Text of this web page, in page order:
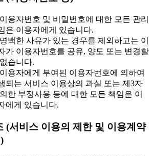
용자번호 및 비밀번호에 대한 모든 관리
은 이용자에게 있습니다.
백한 사유가 있는 경우를 제외하고는 이
가 이용자번호를 공유, 양도 또는 변경할
습니다.
용자에게 부여된 이용자번호에 의하여
되는 서비스 이용상의 과실 또는 제3자
한 부정사용 등에 대한 모든 책임은 이
에게 있습니다.
(서비스 이용의 제한 및 이용계약